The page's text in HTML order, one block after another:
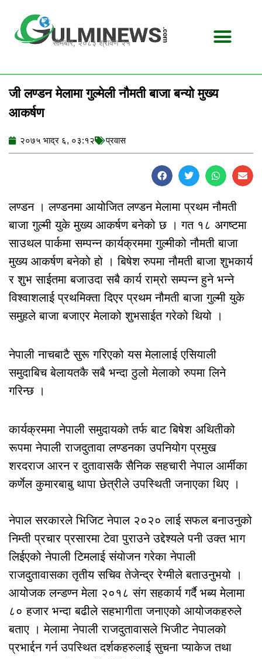
content
सोमबार, २०८३ श्रावण २५
जी लण्डन मेलामा गुल्मेली नौमती बाजा बन्यो मुख्य
आकर्षण
२०७५ भाद्र ६, ०३:१२ प्रवास
लण्डन । लण्डनमा आयोजित लण्डन मेलामा प्रथम नौमती
बाजा गुल्मी युके मुख्य आकर्षण बनेको छ । गत १८ अगष्टमा
साउथल पार्कमा सम्पन्न कार्यक्रममा गुल्मीको नौमती बाजा
मुख्य आकर्षण बनेको हो । बिषेश रुपमा नौमती बाजा शुभकार्य
र शुभ साईतमा बजाउदा सबै कार्य राम्रो सम्पन्न हुने भन्ने
विश्वाशलाई प्रथमिक्ता दिएर प्रथम नौमती बाजा गुल्मी युके
समुहले बाजा बजाएर मेलाको शुभसाईत गरेको थियो ।
नेपाली नाचबाटै सुरू गरिएको यस मेलालाई एसियाली
समुदाबिच बेलायतकै सबै भन्दा ठुलो मेलाको रुपमा लिने
गरिन्छ ।
कार्यक्रममा नेपाली समुदायको तर्फ बाट बिषेश अथितीको
रूपमा नेपाली राजदुतावा लण्डनका उपनियोग प्रमुख
शरदराज आरन र दुतावासकै सैनिक सहचारी नेपाल आर्मीका
कर्णेल कुमारबाबु थापा छेत्रीले उपस्थिती जनाएका थिए ।
नेपाल सरकारले भिजिट नेपाल २०२० लाई सफल बनाउनुको
निम्ती प्रचार प्रसारमा टेवा पुराउने उद्देश्यले पनी उक्त भाग
लिईएको नेपाली टिमलाई संयोजन गरेका नेपाली
राजदुतावासका तृतीय सचिव तेजेन्द्र रेग्मीले बताउनुभयो ।
आयोजक लन्डण्न मेला २०१८ संग सहकार्य गर्दै भब्य मेलामा
८० हजार भन्दा बढीले सहभागीता जनाएको आयोजकहरुले
बताए । मेलामा नेपाली राजदुतावासले भिजीट नेपालको
प्रभार्द्दन गर्न उपस्थित दर्शकहरुलाई सुचना प्याकेज तथा